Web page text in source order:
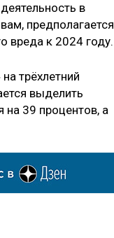
в
предполагается
вреда к 2024 году.
трёхлетний
выделить
39 процентов, а